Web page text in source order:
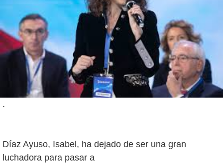
.
Díaz Ayuso, Isabel, ha dejado de ser una gran
luchadora para pasar a